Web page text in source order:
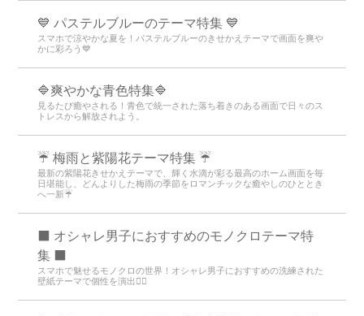
💙 パステルブルーのテーマ特集 💙
スマホで涼やかな夏を！パステルブルーのきせかえテーマで画面を爽や
かに彩ろう💙
🔷爽やかな青色特集🔷
見るたび癒やされる！青色で統一された落ち着きのある画面で日々のス
トレスから解放されよう。
☔ 梅雨と紫陽花テーマ特集 ☔
最新の紫陽花きせかえテーマで、輝く水滴が彩る最高のホーム画面を毎
日堪能し、どんよりした梅雨の季節をロマンチックな癒やしのひととき
へ一新☔
⬛ オシャレ男子におすすめのモノクロテーマ特
集 ⬛
スマホで魅せるモノクロの世界！オシャレ男子におすすめの洗練された
壁紙テーマで個性を演出💁‍♂️